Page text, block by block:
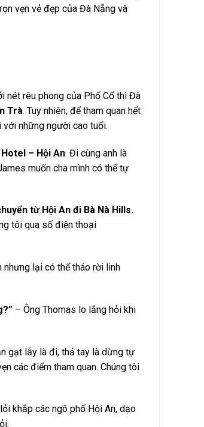
vẹn vẻ đẹp của Đà Nẵng và
nét rêu phong của Phố Cổ thì Đà
Trà. Tuy nhiên, để tham quan hết
những người cao tuổi.
– Hội An. Đi cùng anh là
muốn cha mình có thể tự
từ Hội An đi Bà Nà Hills.
tôi qua số điện thoại
nhưng lại có thể tháo rời linh
– Ông Thomas lo lắng hỏi khi
gạt lẫy là đi, thả tay là dừng tự
các điểm tham quan. Chúng tôi
khắp các ngõ phố Hội An, dạo